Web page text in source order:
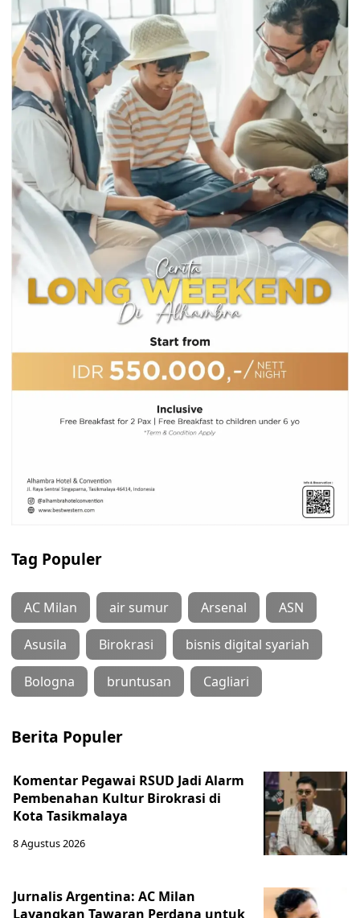
Tag Populer
AC Milan air sumur Arsenal ASN
Asusila Birokrasi bisnis digital syariah
Bologna bruntusan Cagliari
Berita Populer
Komentar Pegawai RSUD Jadi Alarm
Pembenahan Kultur Birokrasi di
Kota Tasikmalaya
8 Agustus 2026
Jurnalis Argentina: AC Milan
Layangkan Tawaran Perdana untuk